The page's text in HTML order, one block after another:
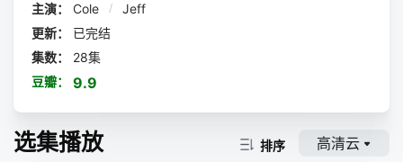
主演：
Cole /
Jeff
更新：
已完结
集数：
28集
豆瓣：
9.9
选集播放 排序 高清云